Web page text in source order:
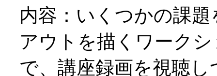
内容：いくつかの課
アウトを描くワーク
で、講座録画を視聴